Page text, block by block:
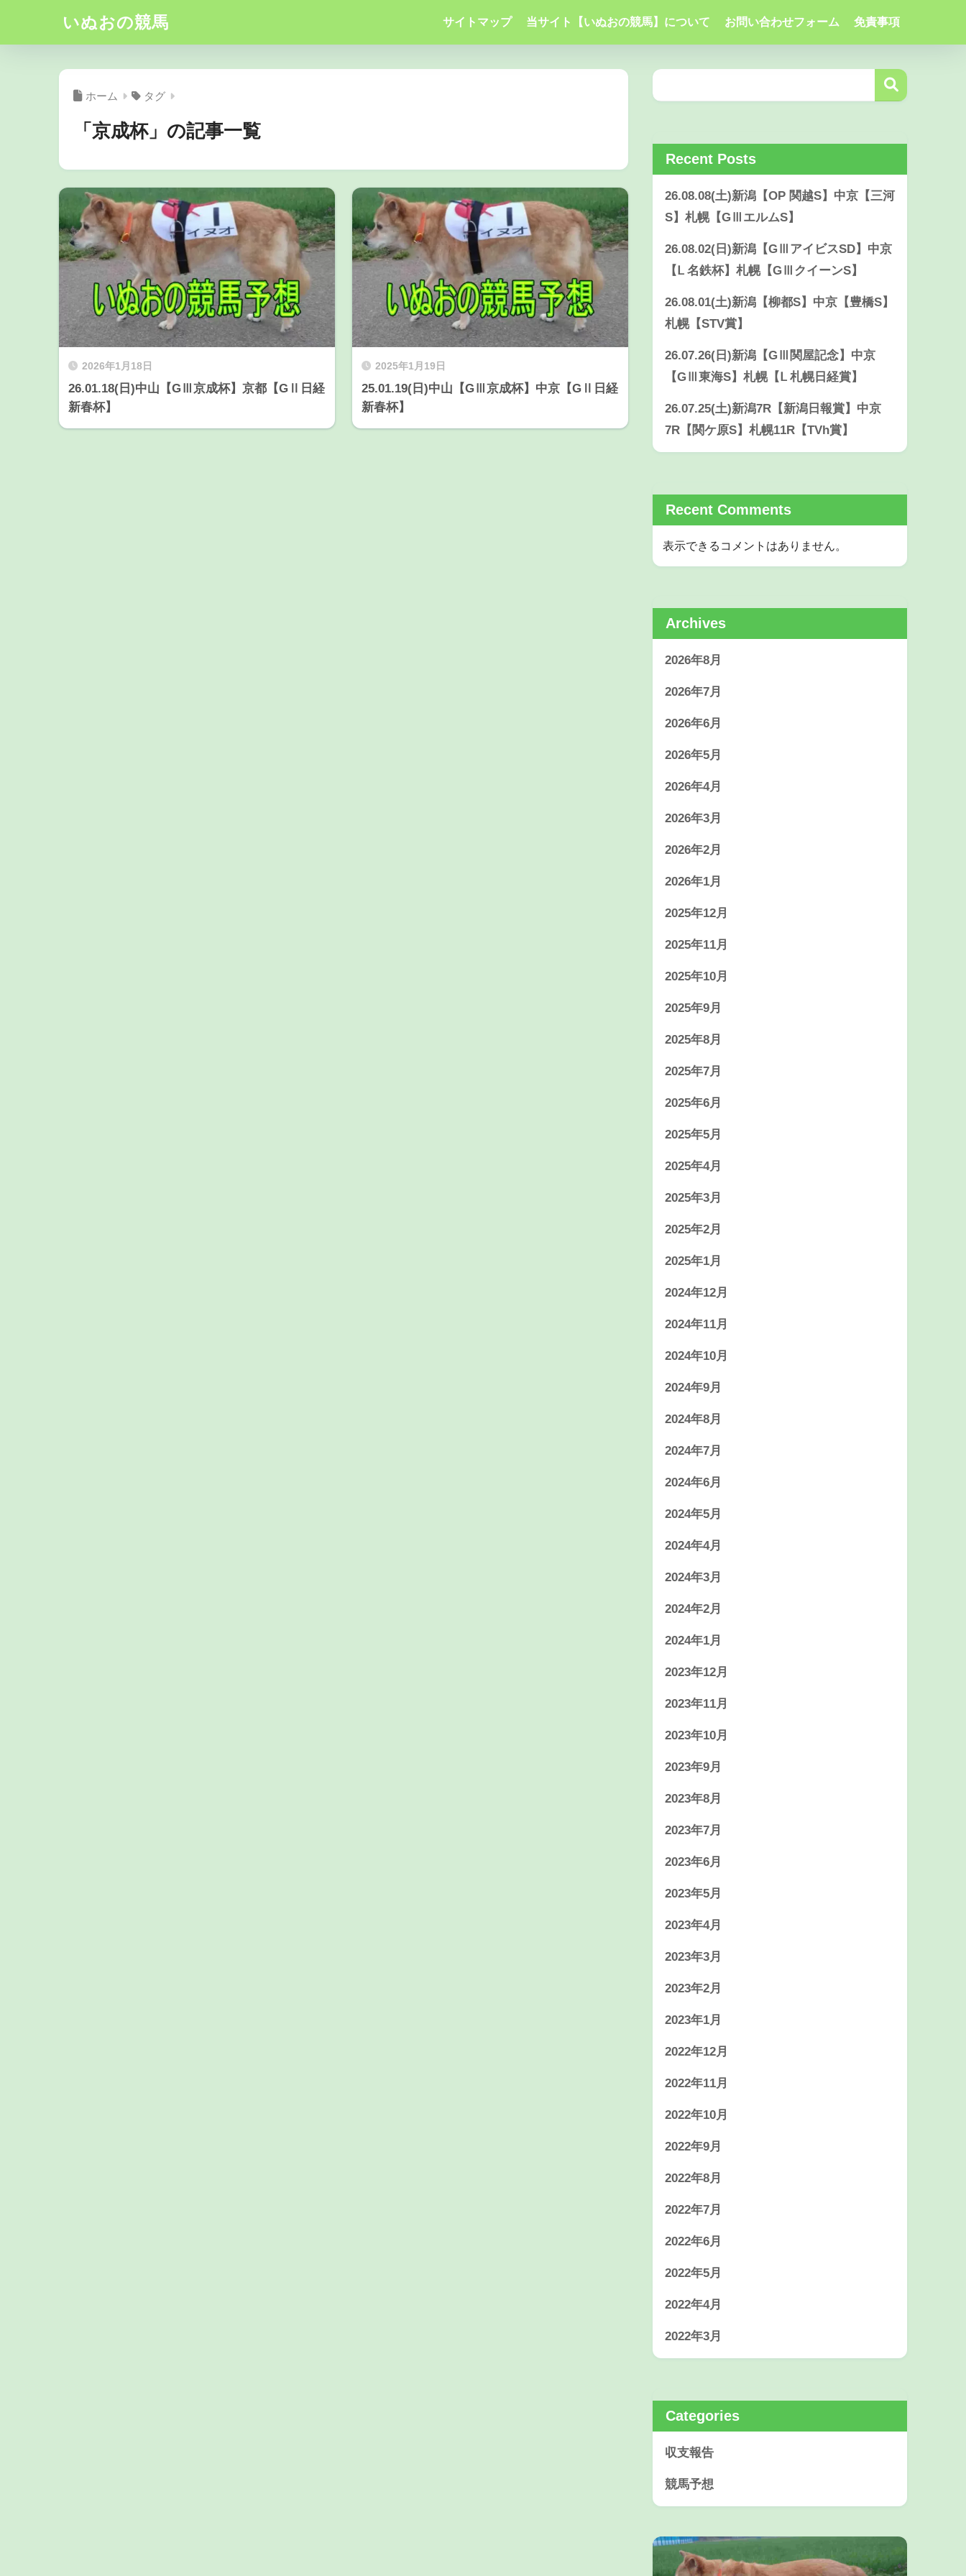
いぬおの競馬 サイトマップ 当サイト【いぬおの競馬】について お問い合わせフォーム 免責事項
ホーム タグ
「京成杯」の記事一覧
2026年1月18日
26.01.18(日)中山【GⅢ京成杯】京都【GⅡ日経
新春杯】
2025年1月19日
25.01.19(日)中山【GⅢ京成杯】中京【GⅡ日経
新春杯】
Recent Posts
26.08.08(土)新潟【OP 関越S】中京【三河
S】札幌【GⅢエルムS】
26.08.02(日)新潟【GⅢアイビスSD】中京
【Ⅼ 名鉄杯】札幌【GⅢクイーンS】
26.08.01(土)新潟【柳都S】中京【豊橋S】
札幌【STV賞】
26.07.26(日)新潟【GⅢ関屋記念】中京
【GⅢ東海S】札幌【Ⅼ 札幌日経賞】
26.07.25(土)新潟7R【新潟日報賞】中京
7R【関ケ原S】札幌11R【TVh賞】
Recent Comments
表示できるコメントはありません。
Archives
2026年8月
2026年7月
2026年6月
2026年5月
2026年4月
2026年3月
2026年2月
2026年1月
2025年12月
2025年11月
2025年10月
2025年9月
2025年8月
2025年7月
2025年6月
2025年5月
2025年4月
2025年3月
2025年2月
2025年1月
2024年12月
2024年11月
2024年10月
2024年9月
2024年8月
2024年7月
2024年6月
2024年5月
2024年4月
2024年3月
2024年2月
2024年1月
2023年12月
2023年11月
2023年10月
2023年9月
2023年8月
2023年7月
2023年6月
2023年5月
2023年4月
2023年3月
2023年2月
2023年1月
2022年12月
2022年11月
2022年10月
2022年9月
2022年8月
2022年7月
2022年6月
2022年5月
2022年4月
2022年3月
Categories
収支報告
競馬予想